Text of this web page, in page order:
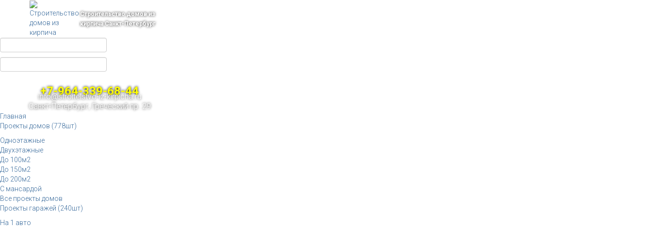
Строительство домов из
кирпича Санкт-Петербург
+7-964-339-68-44
info@stroitelstvo-iz-kirpicha.ru
Санкт-Петербург, Греческий пр. 29
Главная
Проекты домов (778шт)
Одноэтажные
Двухэтажные
До 100м2
До 150м2
До 200м2
С мансардой
Все проекты домов
Проекты гаражей (240шт)
На 1 авто